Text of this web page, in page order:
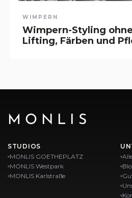
WIMPERN
Wimpern-Styling
Lifting, Färben und
MONLIS
STUDIOS
MONLIS GOETHEPLATZ
MONLIS Westpark
MONLIS Karlstraße